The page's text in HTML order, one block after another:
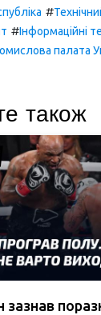
#
#Інформаційні
палата
також
зазнав